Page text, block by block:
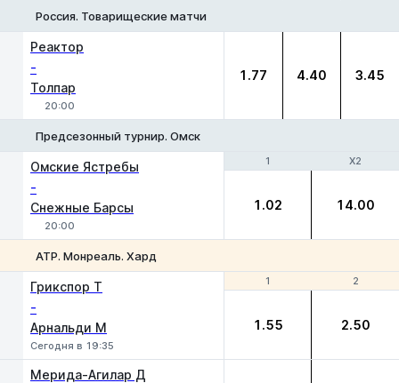
Россия. Товарищеские матчи
Реактор
-
Толпар
20:00
1.77 4.40 3.45
Предсезонный турнир. Омск
1 X2
Омские Ястребы
-
Снежные Барсы
20:00
1 X2
1.02 14.00
ATP. Монреаль. Хард
1 2
Грикспор Т
-
Арнальди М
Сегодня в 19:35
1 2
1.55 2.50
Мерида-Агилар Д